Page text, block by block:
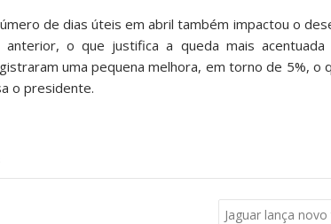
de dias úteis em abril também impactou o
o que justifica a queda mais acentuada
uma pequena melhora, em torno de 5%, o
o presidente.
Jaguar lança